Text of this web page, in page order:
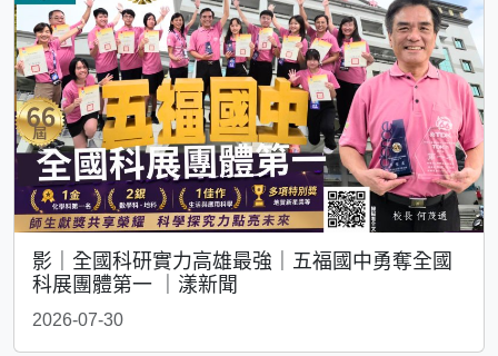
影｜全國科研實力高雄最強｜五福國中勇奪全國
科展團體第一 ｜漾新聞
2026-07-30